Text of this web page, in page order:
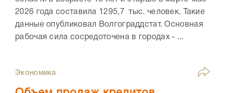
2026 года составила 1295,7 тыс. человек. Такие
данные опубликовал Волгограддстат. Основная
рабочая сила сосредоточена в городах - ...
Экономика